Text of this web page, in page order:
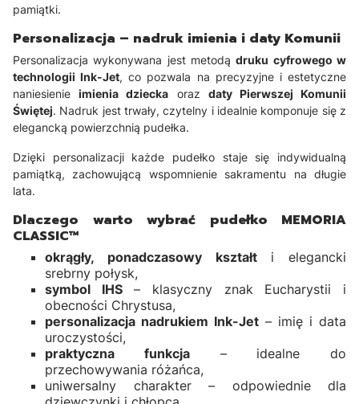
pamiątki.
Personalizacja – nadruk imienia i daty Komunii
Personalizacja wykonywana jest metodądruku cyfrowego w
technologii Ink-Jet, co pozwala na precyzyjne i estetyczne
naniesienieimienia dziecka oraz daty Pierwszej Komunii
Świętej. Nadruk jest trwały, czytelny i idealnie komponuje się z
elegancką powierzchnią pudełka.
Dzięki personalizacji każde pudełko staje się indywidualną
pamiątką, zachowującą wspomnienie sakramentu na długie
lata.
Dlaczego warto wybrać pudełko MEMORIA
CLASSIC™
okrągły, ponadczasowy kształti elegancki
srebrny połysk,
symbol IHS– klasyczny znak Eucharystii i
obecności Chrystusa,
personalizacja nadrukiem Ink-Jet – imię i data
uroczystości,
praktyczna funkcja– idealne do
przechowywania różańca,
uniwersalny charakter – odpowiednie dla